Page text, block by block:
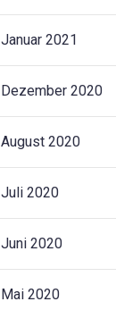
Januar 2021
Dezember 2020
August 2020
Juli 2020
Juni 2020
Mai 2020